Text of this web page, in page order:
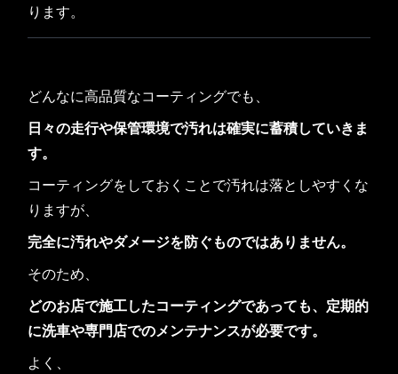
ります。
どんなに高品質なコーティングでも、
日々の走行や保管環境で汚れは確実に蓄積していきま
す。
コーティングをしておくことで汚れは落としやすくな
りますが、
完全に汚れやダメージを防ぐものではありません。
そのため、
どのお店で施工したコーティングであっても、定期的
に洗車や専門店でのメンテナンスが必要です。
よく、